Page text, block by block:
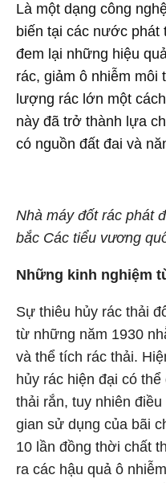
Là một dạng công
biến tại các nước phát
đem lại những hiệu
rác, giảm ô nhiễm
lượng rác lớn một
này đã trở thành lựa
có nguồn đất đai và
Nhà máy đốt rác phát
bắc Các tiểu vương
Những kinh nghiệm
Sự thiêu hủy rác thải
từ những năm 1930
và thể tích rác thải.
hủy rác hiện đại có
thải rắn, tuy nhiên
gian sử dụng của bãi
10 lần đồng thời chất
ra các hậu quả ô